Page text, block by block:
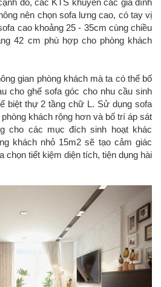
nên chọn sofa lưng cao, có tay vị
cao khoảng 25 - 35cm cùng chiều
42 cm phù hợp cho phòng khách
gian phòng khách mà ta có thể bố
cho ghế sofa góc cho nhu cầu sinh
biệt thự 2 tầng chữ L. Sử dụng sofa
khách rộng hơn và bố trí áp sát
cho các mục đích sinh hoạt khác
khách nhỏ 15m2 sẽ tạo cảm giác
chọn tiết kiệm diện tích, tiện dụng hài